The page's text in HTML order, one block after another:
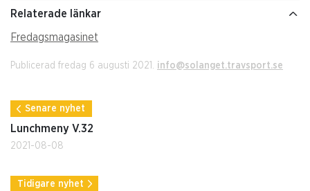
Relaterade länkar
Fredagsmagasinet
Publicerad fredag 6 augusti 2021. info@solanget.travsport.se
Senare nyhet
Lunchmeny V.32
2021-08-08
Tidigare nyhet